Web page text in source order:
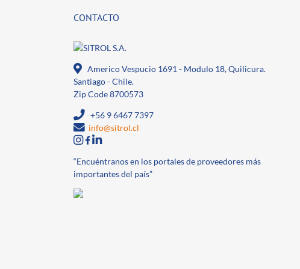
CONTACTO
Americo Vespucio 1691 - Modulo 18, Quilicura.
Santiago - Chile.
Zip Code 8700573
+56 9 6467 7397
info@sitrol.cl
“Encuéntranos en los portales de proveedores más
importantes del país”